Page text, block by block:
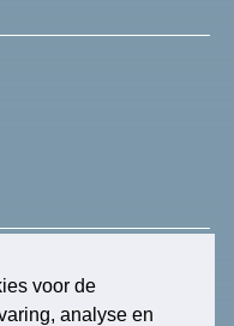
voor de
analyse en